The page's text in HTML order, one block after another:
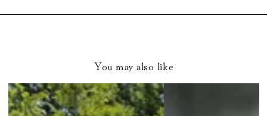
You may also like